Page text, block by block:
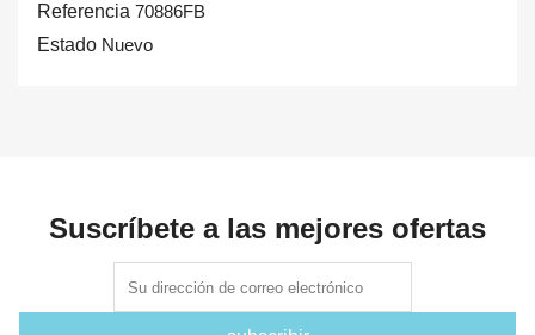
Referencia 70886FB
Estado Nuevo
Suscríbete a las mejores ofertas